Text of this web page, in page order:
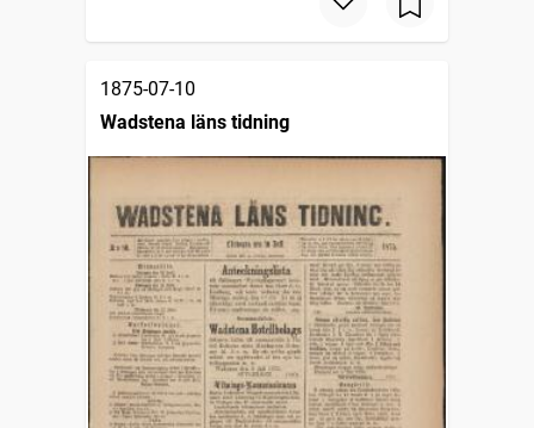
1875-07-10
Wadstena läns tidning